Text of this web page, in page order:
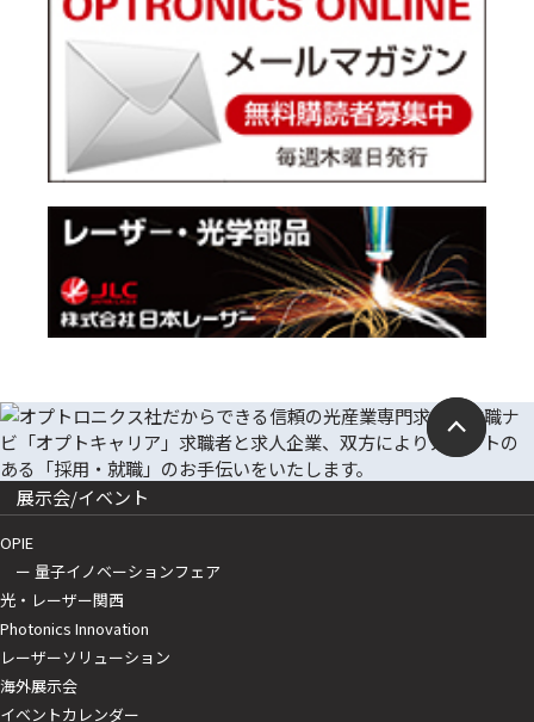
展示会/イベント
OPIE
ー 量子イノベーションフェア
光・レーザー関西
Photonics Innovation
レーザーソリューション
海外展示会
イベントカレンダー